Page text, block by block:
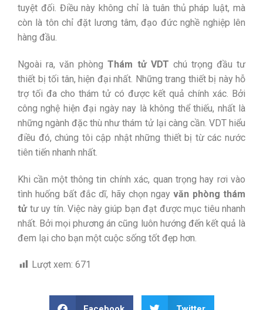
tuyệt đối. Điều này không chỉ là tuân thủ pháp luật, mà
còn là tôn chỉ đặt lương tâm, đạo đức nghề nghiệp lên
hàng đầu.
Ngoài ra, văn phòng Thám tử VDT chú trọng đầu tư
thiết bị tối tân, hiện đại nhất. Những trang thiết bị này hỗ
trợ tối đa cho thám tử có được kết quả chính xác. Bởi
công nghệ hiện đại ngày nay là không thể thiếu, nhất là
những ngành đặc thù như thám tử lại càng cần. VDT hiểu
điều đó, chúng tôi cập nhật những thiết bị từ các nước
tiên tiến nhanh nhất.
Khi cần một thông tin chính xác, quan trọng hay rơi vào
tình huống bất đắc dĩ, hãy chọn ngayvăn phòng thám
tửtư uy tín. Việc này giúp bạn đạt được mục tiêu nhanh
nhất. Bởi mọi phương án cũng luôn hướng đến kết quả là
đem lại cho bạn một cuộc sống tốt đẹp hơn.
Lượt xem: 671